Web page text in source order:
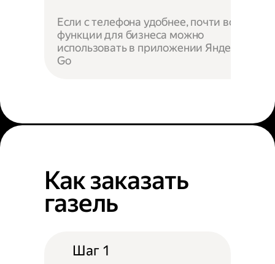
Если с телефона удобнее, почти все
функции для бизнеса можно
использовать в приложении Яндекс
Go
Как заказать
газель
Шаг 1